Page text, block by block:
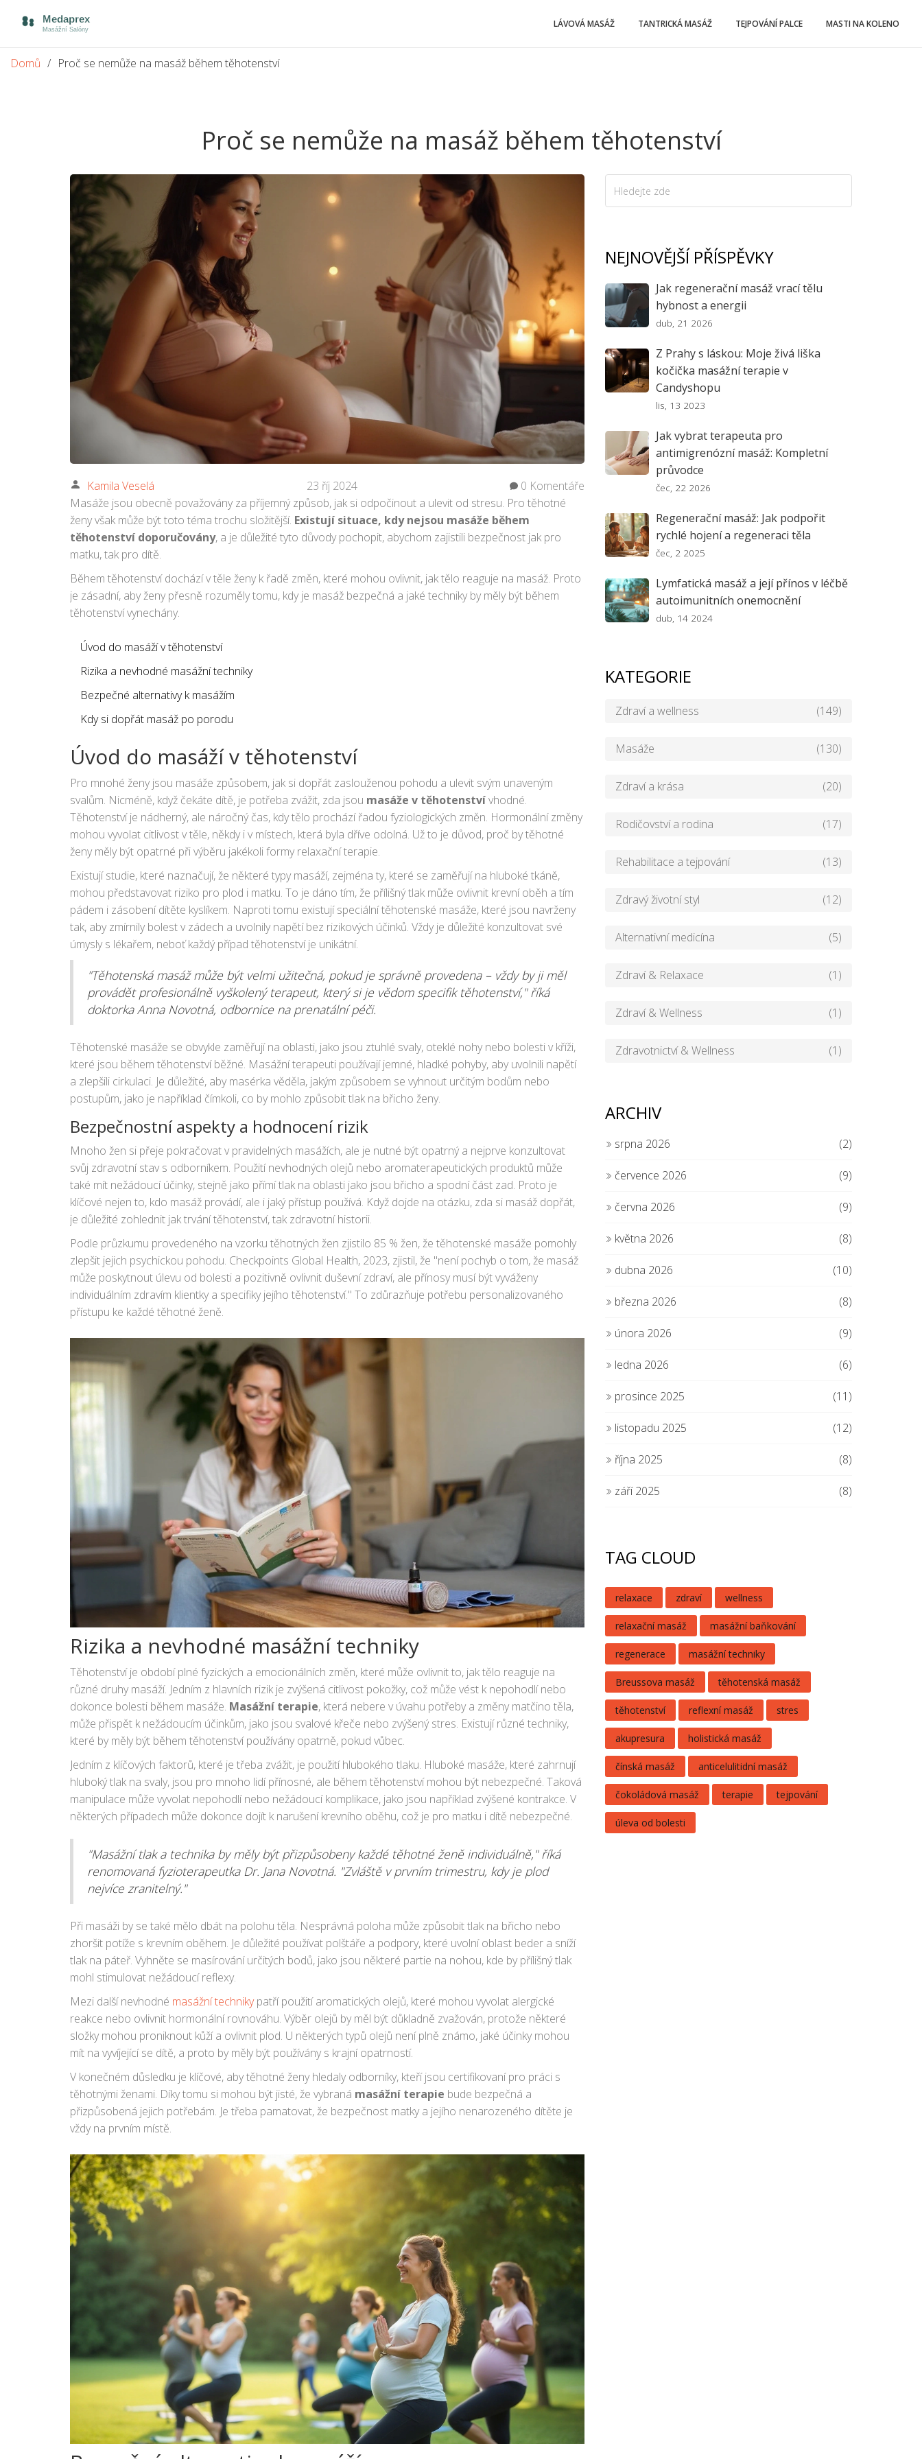
LÁVOVÁ MASÁŽ TANTRICKÁ MASÁŽ TEJPOVÁNÍ PALCE MASTI NA KOLENO
Domů Proč se nemůže na masáž během těhotenství
Proč se nemůže na masáž během těhotenství
Kamila Veselá 23 říj 2024
0 Komentáře
Masáže jsou obecně považovány za příjemný způsob, jak si odpočinout a ulevit od stresu. Pro těhotné
ženy však může být toto téma trochu složitější. Existují situace, kdy nejsou masáže během
těhotenství doporučovány, a je důležité tyto důvody pochopit, abychom zajistili bezpečnost jak pro
matku, tak pro dítě.
Během těhotenství dochází v těle ženy k řadě změn, které mohou ovlivnit, jak tělo reaguje na masáž. Proto
je zásadní, aby ženy přesně rozuměly tomu, kdy je masáž bezpečná a jaké techniky by měly být během
těhotenství vynechány.
Úvod do masáží v těhotenství
Rizika a nevhodné masážní techniky
Bezpečné alternativy k masážím
Kdy si dopřát masáž po porodu
Úvod do masáží v těhotenství
Pro mnohé ženy jsou masáže způsobem, jak si dopřát zaslouženou pohodu a ulevit svým unaveným
svalům. Nicméně, když čekáte dítě, je potřeba zvážit, zda jsou masáže v těhotenstvívhodné.
Těhotenství je nádherný, ale náročný čas, kdy tělo prochází řadou fyziologických změn. Hormonální změny
mohou vyvolat citlivost v těle, někdy i v místech, která byla dříve odolná. Už to je důvod, proč by těhotné
ženy měly být opatrné při výběru jakékoli formy relaxační terapie.
Existují studie, které naznačují, že některé typy masáží, zejména ty, které se zaměřují na hluboké tkáně,
mohou představovat riziko pro plod i matku. To je dáno tím, že přílišný tlak může ovlivnit krevní oběh a tím
pádem i zásobení dítěte kyslíkem. Naproti tomu existují speciální těhotenské masáže, které jsou navrženy
tak, aby zmírnily bolest v zádech a uvolnily napětí bez rizikových účinků. Vždy je důležité konzultovat své
úmysly s lékařem, neboť každý případ těhotenství je unikátní.
"Těhotenská masáž může být velmi užitečná, pokud je správně provedena – vždy by ji měl
provádět profesionálně vyškolený terapeut, který si je vědom specifik těhotenství," říká
doktorka Anna Novotná, odbornice na prenatální péči.
Těhotenské masáže se obvykle zaměřují na oblasti, jako jsou ztuhlé svaly, oteklé nohy nebo bolesti v kříži,
které jsou během těhotenství běžné. Masážní terapeuti používají jemné, hladké pohyby, aby uvolnili napětí
a zlepšili cirkulaci. Je důležité, aby masérka věděla, jakým způsobem se vyhnout určitým bodům nebo
postupům, jako je například čímkoli, co by mohlo způsobit tlak na břicho ženy.
Bezpečnostní aspekty a hodnocení rizik
Mnoho žen si přeje pokračovat v pravidelných masážích, ale je nutné být opatrný a nejprve konzultovat
svůj zdravotní stav s odborníkem. Použití nevhodných olejů nebo aromaterapeutických produktů může
také mít nežádoucí účinky, stejně jako přímí tlak na oblasti jako jsou břicho a spodní část zad. Proto je
klíčové nejen to, kdo masáž provádí, ale i jaký přístup používá. Když dojde na otázku, zda si masáž dopřát,
je důležité zohlednit jak trvání těhotenství, tak zdravotní historii.
Podle průzkumu provedeného na vzorku těhotných žen zjistilo 85 % žen, že těhotenské masáže pomohly
zlepšit jejich psychickou pohodu. Checkpoints Global Health, 2023, zjistil, že "není pochyb o tom, že masáž
může poskytnout úlevu od bolesti a pozitivně ovlivnit duševní zdraví, ale přínosy musí být vyváženy
individuálním zdravím klientky a specifiky jejího těhotenství." To zdůrazňuje potřebu personalizovaného
přístupu ke každé těhotné ženě.
Rizika a nevhodné masážní techniky
Těhotenství je období plné fyzických a emocionálních změn, které může ovlivnit to, jak tělo reaguje na
různé druhy masáží. Jedním z hlavních rizik je zvýšená citlivost pokožky, což může vést k nepohodlí nebo
dokonce bolesti během masáže. Masážní terapie, která nebere v úvahu potřeby a změny matčino těla,
může přispět k nežádoucím účinkům, jako jsou svalové křeče nebo zvýšený stres. Existují různé techniky,
které by měly být během těhotenství používány opatrně, pokud vůbec.
Jedním z klíčových faktorů, které je třeba zvážit, je použití hlubokého tlaku. Hluboké masáže, které zahrnují
hluboký tlak na svaly, jsou pro mnoho lidí přínosné, ale během těhotenství mohou být nebezpečné. Taková
manipulace může vyvolat nepohodlí nebo nežádoucí komplikace, jako jsou například zvýšené kontrakce. V
některých případech může dokonce dojít k narušení krevního oběhu, což je pro matku i dítě nebezpečné.
"Masážní tlak a technika by měly být přizpůsobeny každé těhotné ženě individuálně," říká
renomovaná fyzioterapeutka Dr. Jana Novotná. "Zvláště v prvním trimestru, kdy je plod
nejvíce zranitelný."
Při masáži by se také mělo dbát na polohu těla. Nesprávná poloha může způsobit tlak na břicho nebo
zhoršit potíže s krevním oběhem. Je důležité používat polštáře a podpory, které uvolní oblast beder a sníží
tlak na páteř. Vyhněte se masírování určitých bodů, jako jsou některé partie na nohou, kde by přílišný tlak
mohl stimulovat nežádoucí reflexy.
Mezi další nevhodné masážní technikypatří použití aromatických olejů, které mohou vyvolat alergické
reakce nebo ovlivnit hormonální rovnováhu. Výběr olejů by měl být důkladně zvažován, protože některé
složky mohou proniknout kůží a ovlivnit plod. U některých typů olejů není plně známo, jaké účinky mohou
mít na vyvíjející se dítě, a proto by měly být používány s krajní opatrností.
V konečném důsledku je klíčové, aby těhotné ženy hledaly odborníky, kteří jsou certifikovaní pro práci s
těhotnými ženami. Díky tomu si mohou být jisté, že vybraná masážní terapie bude bezpečná a
přizpůsobená jejich potřebám. Je třeba pamatovat, že bezpečnost matky a jejího nenarozeného dítěte je
vždy na prvním místě.
NEJNOVĚJŠÍ PŘÍSPĚVKY
Jak regenerační masáž vrací tělu
hybnost a energii
dub, 21 2026
Z Prahy s láskou: Moje živá liška
kočička masážní terapie v
Candyshopu
lis, 13 2023
Jak vybrat terapeuta pro
antimigrenózní masáž: Kompletní
průvodce
čec, 22 2026
Regenerační masáž: Jak podpořit
rychlé hojení a regeneraci těla
čec, 2 2025
Lymfatická masáž a její přínos v léčbě
autoimunitních onemocnění
dub, 14 2024
KATEGORIE
Zdraví a wellness (149)
Masáže (130)
Zdraví a krása (20)
Rodičovství a rodina (17)
Rehabilitace a tejpování (13)
Zdravý životní styl (12)
Alternativní medicína (5)
Zdraví & Relaxace (1)
Zdraví & Wellness (1)
Zdravotnictví & Wellness (1)
ARCHIV
srpna 2026 (2)
července 2026 (9)
června 2026 (9)
května 2026 (8)
dubna 2026 (10)
března 2026 (8)
února 2026 (9)
ledna 2026 (6)
prosince 2025 (11)
listopadu 2025 (12)
října 2025 (8)
září 2025 (8)
TAG CLOUD
relaxace zdraví wellness
relaxační masáž masážní baňkování
regenerace masážní techniky
Breussova masáž těhotenská masáž
těhotenství reflexní masáž stres
akupresura holistická masáž
čínská masáž anticelulitidní masáž
čokoládová masáž terapie tejpování
úleva od bolesti